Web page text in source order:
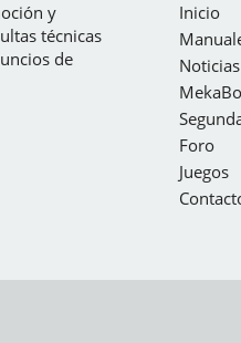
y
técnicas
de
Inicio
Noticias
Foro
Juegos